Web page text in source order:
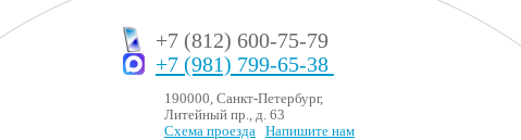
+7 (812) 600-75-79
+7 (981) 799-65-38
190000, Санкт-Петербург,
Литейный пр., д. 63
Схема проезда
Напишите нам